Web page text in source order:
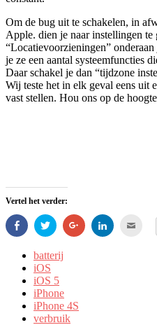
Om de bug uit te schakelen, in
Apple. dien je naar instellingen te
“Locatievoorzieningen”
je ze een aantal systeemfuncties
Daar schakel je dan “tijdzone
Wij teste het in elk geval eens uit
vast stellen. Hou ons op de
Vertel het verder:
Share
op
Facebook
(Opent
in
een
nieuw
venster)
Klik
om
delen
via
(Opent
in
een
nieuw
venster)
Klik
om
Klik
om
batterij
iOS
iOS 5
iPhone
iPhone 4S
verbruik